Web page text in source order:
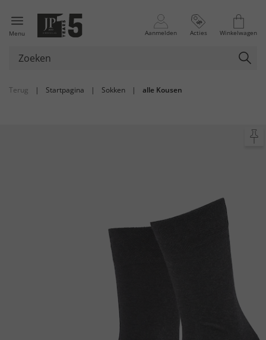
Menu Aanmelden Acties Winkelwagen
Terug | Startpagina | Sokken | alle Kousen